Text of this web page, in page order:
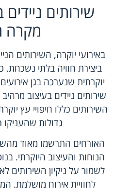
שירותים ניידים
מקרה
באירועי יוקרה, השירותים
ביצירת חוויה בלתי
יוקרתית שנערכה בגן
שירותים ניידים בעיצוב
השירותים כללו חיפויי עץ
גדולות
האורחים התרשמו מאוד
הנוחות והעיצוב היוקרתי.
לשמור על ניקיון השירותים
לחוויית אירוח מושלמת.